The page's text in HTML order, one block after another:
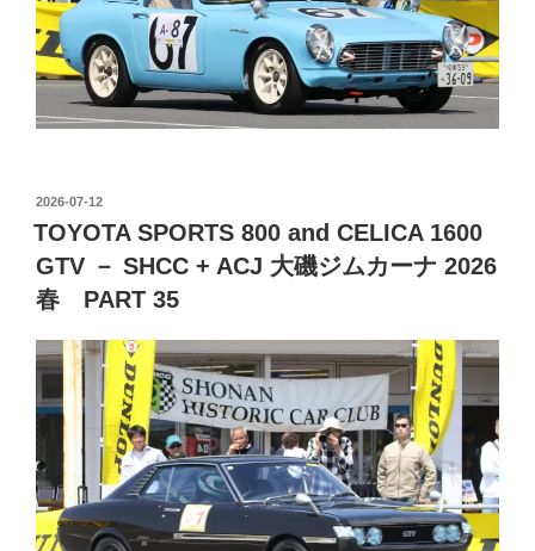
投
稿
日:
2026-07-12
TOYOTA SPORTS 800 and CELICA 1600
GTV － SHCC + ACJ 大磯ジムカーナ 2026
春 PART 35